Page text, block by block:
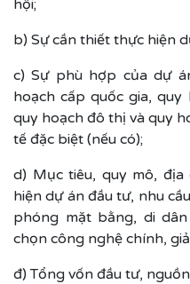
hội;
b) Sự cần thiết thực hiện
c) Sự phù hợp của dự
hoạch cấp quốc gia,
quy hoạch đô thị và quy
tế đặc biệt (nếu có);
d) Mục tiêu, quy mô,
hiện dự án đầu tư, nhu
phóng mặt bằng, di
chọn công nghệ chính,
đ) Tổng vốn đầu tư,